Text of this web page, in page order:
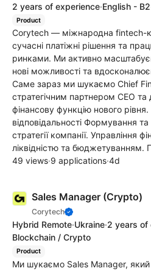
2 years of experience·English - B2
Product
Corytech — міжнародна fintech-
сучасні платіжні рішення та
ринками. Ми активно
нові можливості та
Саме зараз ми шукаємо Chief
стратегічним партнером CEO
фінансову функцію нового
відповідальності Формування та
стратегії компанії. Управління
ліквідністю та бюджетуванням.
49 views·9 applications·4d
Sales Manager (Crypto)
Corytech
Hybrid Remote·Ukraine·2 years of
Blockchain / Crypto
Product
Ми шукаємо Sales Manager,